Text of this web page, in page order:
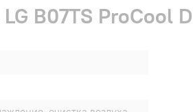
B07TS ProCool